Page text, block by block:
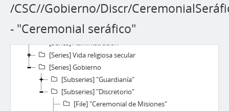
/CSC//Gobierno/Discr/
- "Ceremonial seráfico"
[Series] Acción misionera
[Series] Vida religiosa regular
[Series] Administración
[Series] Vida religiosa secular
[Series] Gobierno
[Subseries] "Guardianía"
[Subseries] "Discretorio"
[File] "Ceremonial de Misiones"